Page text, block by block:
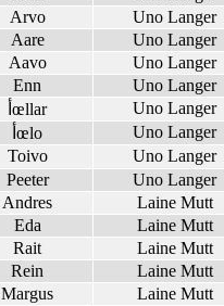
Arvo
Uno Langer
Aare
Uno Langer
Aavo
Uno Langer
Enn
Uno Langer
أœllar
Uno Langer
أœlo
Uno Langer
Toivo
Uno Langer
Peeter
Uno Langer
Andres
Laine Mutt
Eda
Laine Mutt
Rait
Laine Mutt
Rein
Laine Mutt
Margus
Laine Mutt